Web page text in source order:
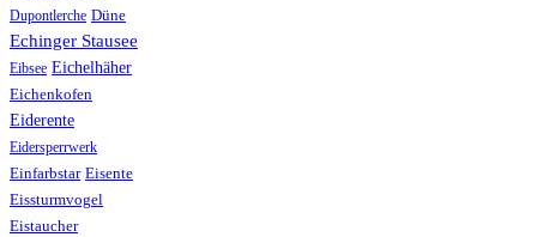
Dupontlerche Düne
Echinger Stausee
Eibsee Eichelhäher
Eichenkofen
Eiderente
Eidersperrwerk
Einfarbstar Eisente
Eissturmvogel
Eistaucher